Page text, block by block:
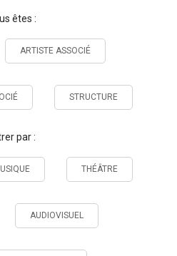
êtes :
ARTISTE ASSOCIÉ
STRUCTURE
par :
THÉÂTRE
AUDIOVISUEL